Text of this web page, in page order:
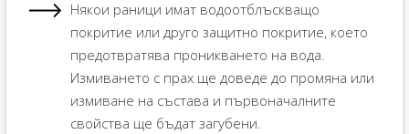
Някои раници имат водоотблъскващо
покритие или друго защитно покритие, което
предотвратява проникването на вода.
Измиването с прах ще доведе до промяна или
измиване на състава и първоначалните
свойства ще бъдат загубени.